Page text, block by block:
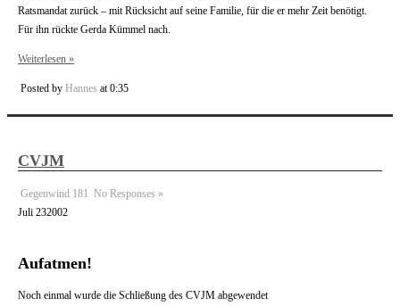
Ratsmandat zurück – mit Rücksicht auf seine Familie, für die er mehr Zeit benötigt.
Für ihn rückte Gerda Kümmel nach.
Weiterlesen »
Posted by Hannes at 0:35
CVJM
Gegenwind 181 No Responses »
Juli 232002
Aufatmen!
Noch einmal wurde die Schließung des CVJM abgewendet